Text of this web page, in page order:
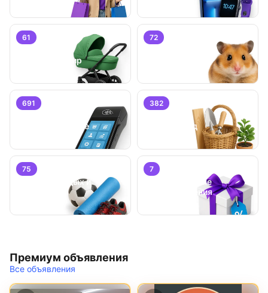
61
Детский мир
72
691
Оборудование
382
Дом и сад
75
Хобби, отдых и
7
Специальные
предложения
Премиум объявления
Все объявления